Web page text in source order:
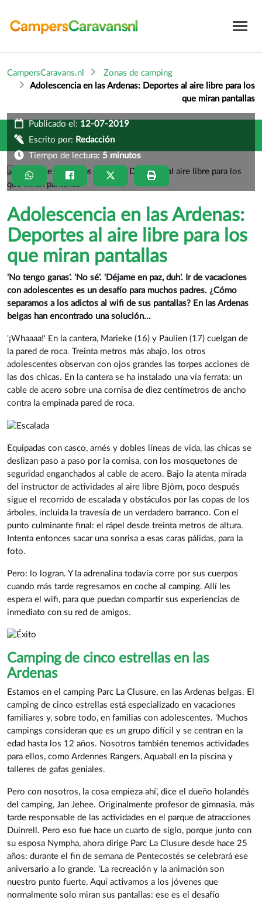
CampersCaravans.nl
Zonas de camping
Adolescencia en las Ardenas: Deportes al aire libre para los
que miran pantallas
Publicado el: 12-07-2019
Escrito por: Redacción
Tiempo de lectura: 5 minutos
Adolescencia en las Ardenas:
Deportes al aire libre para los
que miran pantallas
'No tengo ganas'. 'No sé'. 'Déjame en paz, duh'. Ir de vacaciones
con adolescentes es un desafío para muchos padres. ¿Cómo
separamos a los adictos al wifi de sus pantallas? En las Ardenas
belgas han encontrado una solución...
'¡Whaaaa!' En la cantera, Marieke (16) y Paulien (17) cuelgan de
la pared de roca. Treinta metros más abajo, los otros
adolescentes observan con ojos grandes las torpes acciones de
las dos chicas. En la cantera se ha instalado una vía ferrata: un
cable de acero sobre una cornisa de diez centímetros de ancho
contra la empinada pared de roca.
Equipadas con casco, arnés y dobles líneas de vida, las chicas se
deslizan paso a paso por la cornisa, con los mosquetones de
seguridad enganchados al cable de acero. Bajo la atenta mirada
del instructor de actividades al aire libre Björn, poco después
sigue el recorrido de escalada y obstáculos por las copas de los
árboles, incluida la travesía de un verdadero barranco. Con el
punto culminante final: el rápel desde treinta metros de altura.
Intenta entonces sacar una sonrisa a esas caras pálidas, para la
foto.
Pero: lo logran. Y la adrenalina todavía corre por sus cuerpos
cuando más tarde regresamos en coche al camping. Allí les
espera el wifi, para que puedan compartir sus experiencias de
inmediato con su red de amigos.
Camping de cinco estrellas en las
Ardenas
Estamos en el camping Parc La Clusure, en las Ardenas belgas. El
camping de cinco estrellas está especializado en vacaciones
familiares y, sobre todo, en familias con adolescentes. 'Muchos
campings consideran que es un grupo difícil y se centran en la
edad hasta los 12 años. Nosotros también tenemos actividades
para ellos, como Ardennes Rangers, Aquaball en la piscina y
talleres de gafas geniales.
Pero con nosotros, la cosa empieza ahí', dice el dueño holandés
del camping, Jan Jehee. Originalmente profesor de gimnasia, más
tarde responsable de las actividades en el parque de atracciones
Duinrell. Pero eso fue hace un cuarto de siglo, porque junto con
su esposa Nympha, ahora dirige Parc La Clusure desde hace 25
años: durante el fin de semana de Pentecostés se celebrará ese
aniversario a lo grande. 'La recreación y la animación son
nuestro punto fuerte. Aquí activamos a los jóvenes que
normalmente solo miran sus pantallas: ese es el desafío